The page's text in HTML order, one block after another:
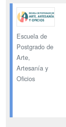
Escuela de
Postgrado de
Arte,
Artesanía y
Oficios